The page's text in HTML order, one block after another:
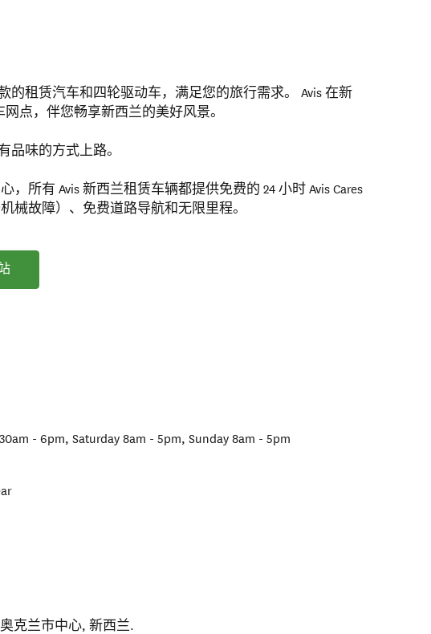
的租赁汽车和四轮驱动车，满足您的旅行需求。 Avis 在新
网点，伴您畅享新西兰的美好风景。
品味的方式上路。
，所有 Avis 新西兰租赁车辆都提供免费的 24 小时 Avis Cares
械故障）、免费道路导航和无限里程。
- 6pm, Saturday 8am - 5pm, Sunday 8am - 5pm
奥克兰市中心,新西兰.